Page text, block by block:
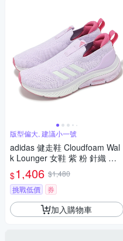
版型偏大, 建議小一號
adidas 健走鞋 Cloudfoam Wal
k Lounger 女鞋 紫 粉 針織 套
入式 緩衝 休閒 愛迪達 ID4060
$1,406 $1,480
挑戰低價
券
加入購物車